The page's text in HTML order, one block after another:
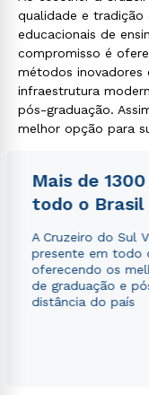
qualidade e tradição
educacionais de
compromisso é
métodos inovadores
infraestrutura
pós-graduação.
melhor opção para
Mais de
todo o Brasil
A Cruzeiro do Sul
presente em todo
oferecendo os
de graduação e
distância do país